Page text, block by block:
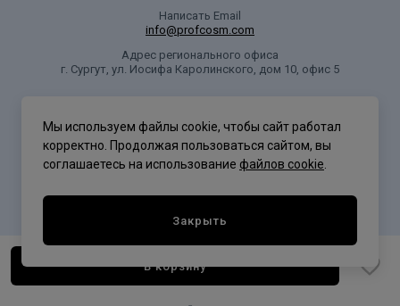
В корзину
Написать Email
info@profcosm.com
Адрес регионального офиса
г. Сургут, ул. Иосифа Каролинского, дом 10, офис 5
Мы используем файлы cookie, чтобы сайт работал
корректно. Продолжая пользоваться сайтом, вы
соглашаетесь на использование файлов cookie
Закрыть